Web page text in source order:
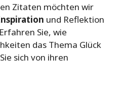
Zitaten möchten wir
und Reflektion
Sie, wie
das Thema Glück
sich von ihren